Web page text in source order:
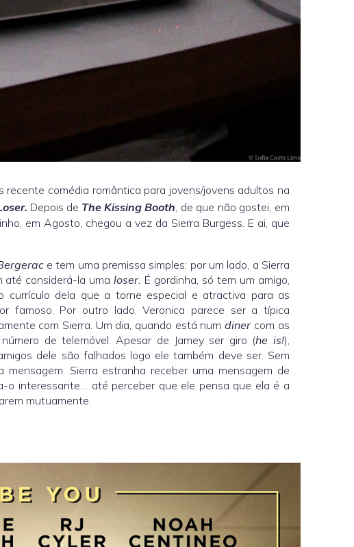
comédia romântica para jovens/jovens adultos na
Depois de The Kissing Booth , de que não gostei, em
em Agosto, chegou a vez da Sierra Burgess. E ai, que
e tem uma premissa simples: por um lado, a Sierra
até considerá-la uma loser. É gordinha, só tem um amigo,
dela que a torne especial e atractiva para as
famoso. Por outro lado, Veronica parece ser a típica
com Sierra. Um dia, quando está num dinercom as
de telemóvel. Apesar de Jamey ser giro (he is!),
dele são falhados logo ele também deve ser. Sem
Sierra estranha receber uma mensagem de
o interessante… até perceber que ele pensa que ela é a
mutuamente.